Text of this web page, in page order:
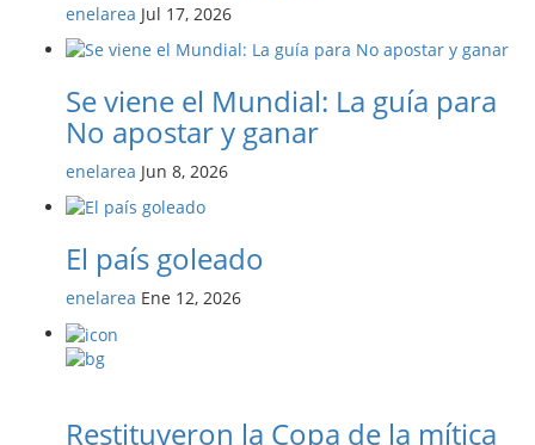
enelarea Jul 17, 2026
Se viene el Mundial: La guía para
No apostar y ganar
enelarea Jun 8, 2026
El país goleado
enelarea Ene 12, 2026
Restituyeron la Copa de la mítica